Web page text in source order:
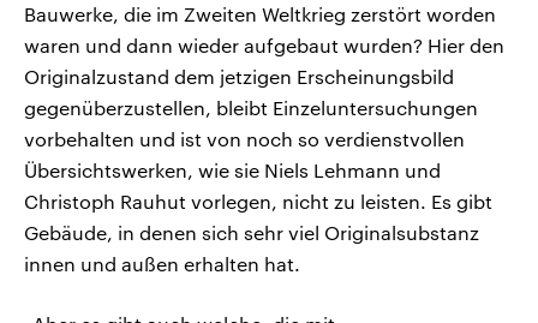
Bauwerke, die im Zweiten Weltkrieg zerstört worden
waren und dann wieder aufgebaut wurden? Hier den
Originalzustand dem jetzigen Erscheinungsbild
gegenüberzustellen, bleibt Einzeluntersuchungen
vorbehalten und ist von noch so verdienstvollen
Übersichtswerken, wie sie Niels Lehmann und
Christoph Rauhut vorlegen, nicht zu leisten. Es gibt
Gebäude, in denen sich sehr viel Originalsubstanz
innen und außen erhalten hat.